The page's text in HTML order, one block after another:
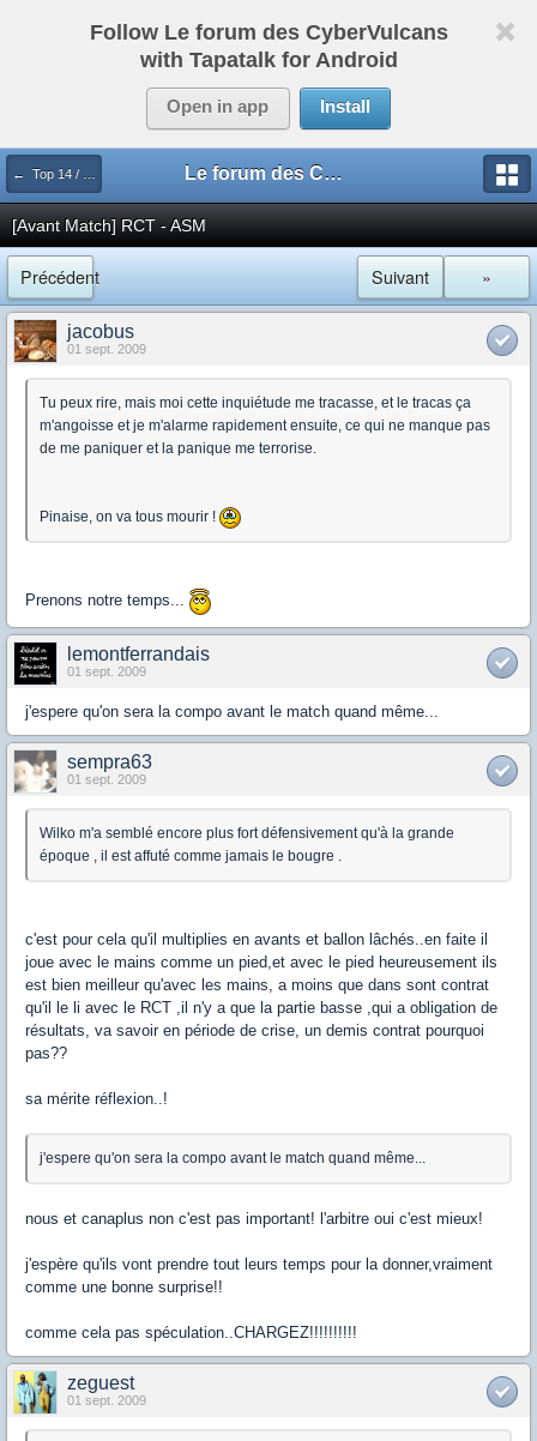
Follow Le forum des CyberVulcans
with Tapatalk for Android
Open in app Install
← Top 14 / Pro D2 Le forum des CyberVulcans
[Avant Match] RCT - ASM
Précédent »
Suivant
jacobus
01 sept. 2009
Tu peux rire, mais moi cette inquiétude me tracasse, et le tracas ça
m'angoisse et je m'alarme rapidement ensuite, ce qui ne manque pas
de me paniquer et la panique me terrorise.
Pinaise, on va tous mourir !
Prenons notre temps...
lemontferrandais
01 sept. 2009
j'espere qu'on sera la compo avant le match quand même...
sempra63
01 sept. 2009
Wilko m'a semblé encore plus fort défensivement qu'à la grande
époque , il est affuté comme jamais le bougre .
c'est pour cela qu'il multiplies en avants et ballon lâchés..en faite il
joue avec le mains comme un pied,et avec le pied heureusement ils
est bien meilleur qu'avec les mains, a moins que dans sont contrat
qu'il le li avec le RCT ,il n'y a que la partie basse ,qui a obligation de
résultats, va savoir en période de crise, un demis contrat pourquoi
pas??
sa mérite réflexion..!
j'espere qu'on sera la compo avant le match quand même...
nous et canaplus non c'est pas important! l'arbitre oui c'est mieux!
j'espère qu'ils vont prendre tout leurs temps pour la donner,vraiment
comme une bonne surprise!!
comme cela pas spéculation..CHARGEZ!!!!!!!!!!
zeguest
01 sept. 2009